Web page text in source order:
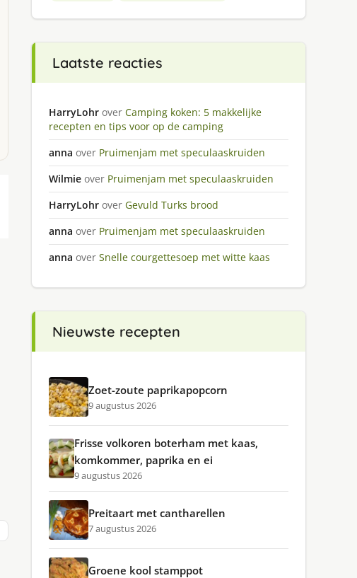
Laatste reacties
HarryLohr over Camping koken: 5 makkelijke
recepten en tips voor op de camping
anna over Pruimenjam met speculaaskruiden
Wilmie over Pruimenjam met speculaaskruiden
HarryLohr over Gevuld Turks brood
anna over Pruimenjam met speculaaskruiden
anna over Snelle courgettesoep met witte kaas
Nieuwste recepten
Zoet-zoute paprikapopcorn
9 augustus 2026
Frisse volkoren boterham met kaas,
komkommer, paprika en ei
9 augustus 2026
Preitaart met cantharellen
7 augustus 2026
Groene kool stamppot